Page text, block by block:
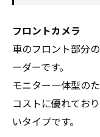
フロントカメラ
車のフロント部分
ーダーです。
モニター一体型の
コストに優れてお
いタイプです。